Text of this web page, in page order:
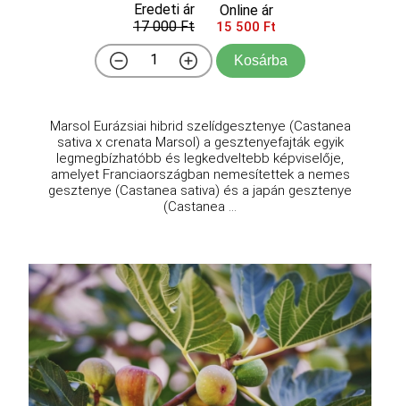
Eredeti ár
17 000 Ft
Online ár
15 500 Ft
Kosárba
Marsol Eurázsiai hibrid szelídgesztenye (Castanea
sativa x crenata Marsol) a gesztenyefajták egyik
legmegbízhatóbb és legkedveltebb képviselője,
amelyet Franciaországban nemesítettek a nemes
gesztenye (Castanea sativa) és a japán gesztenye
(Castanea ...